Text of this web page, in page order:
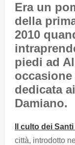
Era un
della
2010
piedi ad
dedicata
Damiano.
Il culto dei
città, introdotto